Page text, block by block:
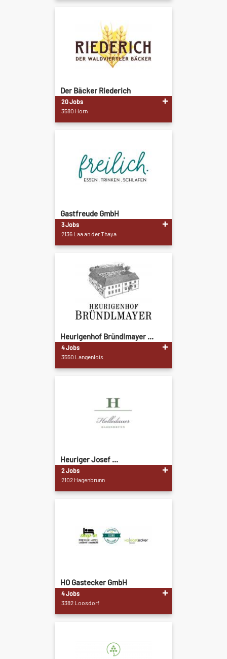
Der Bäcker Riederich
20 Jobs
3580 Horn
Gastfreude GmbH
3 Jobs
2136 Laa an der Thaya
Heurigenhof Bründlmayer ...
4 Jobs
3550 Langenlois
Heuriger Josef ...
2 Jobs
2102 Hagenbrunn
HO Gastecker GmbH
4 Jobs
3382 Loosdorf